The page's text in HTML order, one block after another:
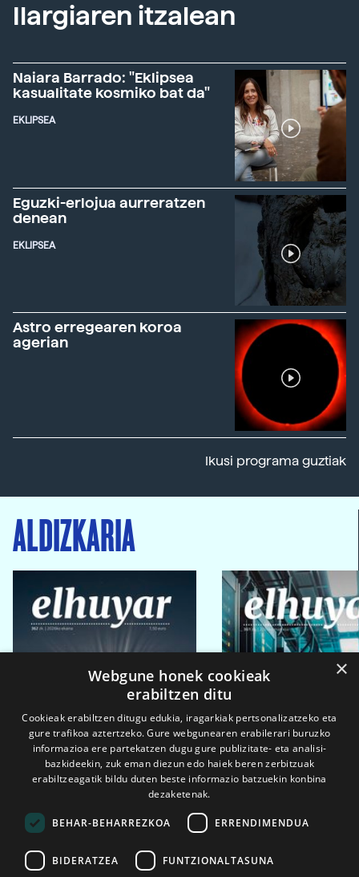
Ilargiaren itzalean
Naiara Barrado: "Eklipsea
kasualitate kosmiko bat da"
EKLIPSEA
Eguzki-erlojua aurreratzen
denean
EKLIPSEA
Astro erregearen koroa
agerian
Ikusi programa guztiak
ALDIZKARIA
2026ko eka. 1a 2026ko mar. 1a
×
Webgune honek cookieak
erabiltzen ditu
Cookieak erabiltzen ditugu edukia, iragarkiak pertsonalizatzeko eta
gure trafikoa aztertzeko. Gure webgunearen erabilerari buruzko
informazioa ere partekatzen dugu gure publizitate- eta analisi-
bazkideekin, zuk eman diezun edo haiek beren zerbitzuak
erabiltzeagatik bildu duten beste informazio batzuekin konbina
dezaketenak.
BEHAR-BEHARREZKOA ERRENDIMENDUA
BIDERATZEA FUNTZIONALTASUNA